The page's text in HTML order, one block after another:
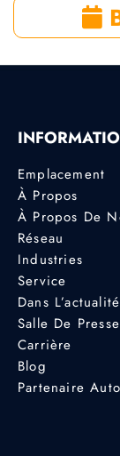
Emplacement
À Propos
À Propos De
Réseau
Industries
Service
Dans L’actualité
Salle De Presse
Carrière
Blog
Partenaire